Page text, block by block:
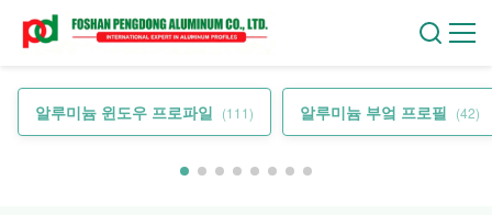
알루미늄 윈도우 프로파일 (111) 알루미늄 부엌 프로필 (42)